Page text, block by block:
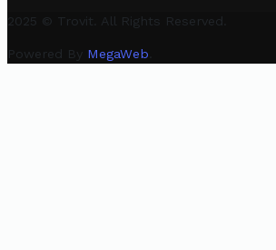
2025 © Trovit. All Rights Reserved.
Powered By MegaWeb